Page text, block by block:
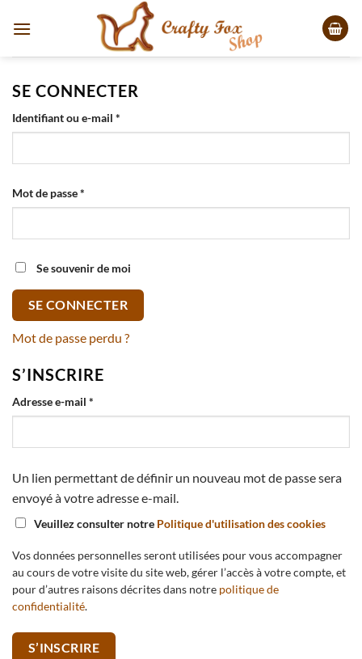
SE CONNECTER
Identifiant ou e-mail *
Mot de passe*
Se souvenir de moi
SE CONNECTER
Mot de passe perdu ?
S’INSCRIRE
Adresse e-mail *
Un lien permettant de définir un nouveau mot de passe sera
envoyé à votre adresse e-mail.
Veuillez consulter notre Politique d'utilisation des cookies
Vos données personnelles seront utilisées pour vous accompagner
au cours de votre visite du site web, gérer l’accès à votre compte, et
pour d’autres raisons décrites dans notre politique de
confidentialité.
S’INSCRIRE